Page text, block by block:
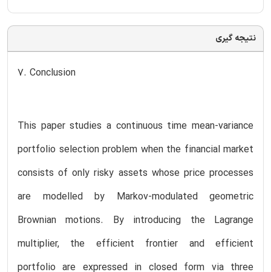
نتیجه گیری
7. Conclusion
This paper studies a continuous time mean-variance
portfolio selection problem when the financial market
consists of only risky assets whose price processes
are modelled by Markov-modulated geometric
Brownian motions. By introducing the Lagrange
multiplier, the efficient frontier and efficient
portfolio are expressed in closed form via three